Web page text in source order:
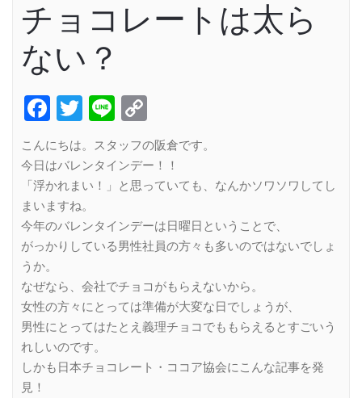
チョコレートは太ら
ない？
Facebook
Twitter
Line
Link
こんにちは。スタッフの阪倉です。
今日はバレンタインデー！！
「浮かれまい！」と思っていても、なんかソワソワしてし
まいますね。
今年のバレンタインデーは日曜日ということで、
がっかりしている男性社員の方々も多いのではないでしょ
うか。
なぜなら、会社でチョコがもらえないから。
女性の方々にとっては準備が大変な日でしょうが、
男性にとってはたとえ義理チョコでももらえるとすごいう
れしいのです。
しかも日本チョコレート・ココア協会にこんな記事を発
見！